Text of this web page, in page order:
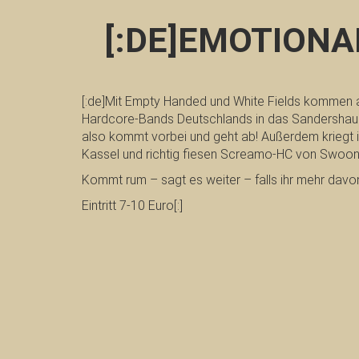
[:de]Mit Empty Handed und White Fields
Hardcore-Bands Deutschlands in das
also kommt vorbei und geht ab! Außerdem
Kassel und richtig fiesen Screamo-HC von
Kommt rum – sagt es weiter – falls ihr mehr
Eintritt 7-10 Euro[:]